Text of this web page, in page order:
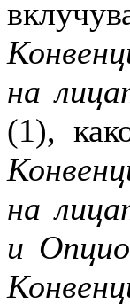
на
(1),
на
и